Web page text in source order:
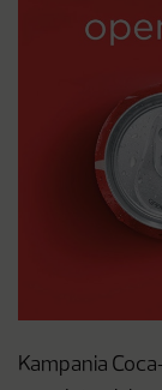
Kampania